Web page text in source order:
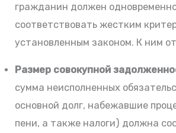
гражданин должен
соответствовать жестким
установленным законом. К ним
Размер совокупной
сумма неисполненных
основной долг, набежавшие
пени, а также налоги) должна